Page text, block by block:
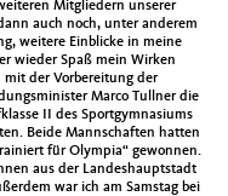
Mitgliedern unserer
auch noch, unter anderem
weitere Einblicke in meine
wieder Spaß mein Wirken
mit der Vorbereitung der
Marco Tullner die
II des Sportgymnasiums
Beide Mannschaften hatten
für Olympia“ gewonnen.
aus der Landeshauptstadt
war ich am Samstag bei